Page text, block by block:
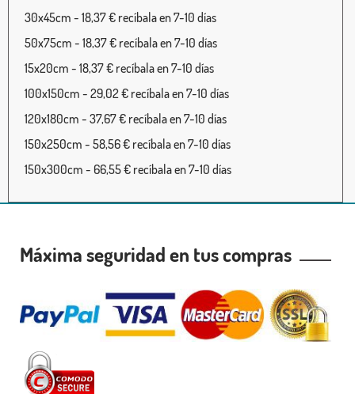
30x45cm - 18,37 € recíbala en 7-10 días
50x75cm - 18,37 € recíbala en 7-10 días
15x20cm - 18,37 € recíbala en 7-10 días
100x150cm - 29,02 € recíbala en 7-10 días
120x180cm - 37,67 € recíbala en 7-10 días
150x250cm - 58,56 € recíbala en 7-10 días
150x300cm - 66,55 € recíbala en 7-10 días
Máxima seguridad en tus compras